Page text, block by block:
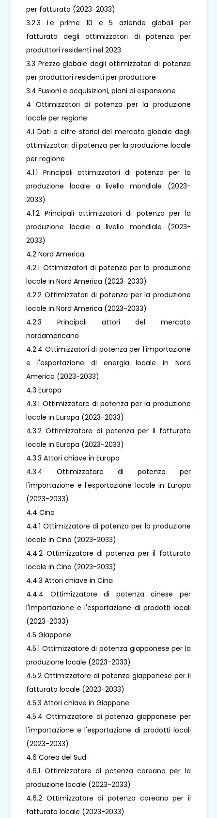
per fatturato (2023-2033)
3.2.3 Le prime 10 e 5 aziende globali per
fatturato degli ottimizzatori di potenza per
produttori residenti nel 2023
3.3 Prezzo globale degli ottimizzatori di potenza
per produttori residenti per produttore
3.4 Fusioni e acquisizioni, piani di espansione
4 Ottimizzatori di potenza per la produzione
locale per regione
4.1 Dati e cifre storici del mercato globale degli
ottimizzatori di potenza per la produzione locale
per regione
4.1.1 Principali ottimizzatori di potenza per la
produzione locale a livello mondiale (2023-
2033)
4.1.2 Principali ottimizzatori di potenza per la
produzione locale a livello mondiale (2023-
2033)
4.2 Nord America
4.2.1 Ottimizzatori di potenza per la produzione
locale in Nord America (2023-2033)
4.2.2 Ottimizzatori di potenza per la produzione
locale in Nord America (2023-2033)
4.2.3 Principali attori del mercato
nordamericano
4.2.4 Ottimizzatori di potenza per l'importazione
e l'esportazione di energia locale in Nord
America (2023-2033)
4.3 Europa
4.3.1 Ottimizzatore di potenza per la produzione
locale in Europa (2023-2033)
4.3.2 Ottimizzatore di potenza per il fatturato
locale in Europa (2023-2033)
4.3.3 Attori chiave in Europa
4.3.4 Ottimizzatore di potenza per
l'importazione e l'esportazione locale in Europa
(2023-2033)
4.4 Cina
4.4.1 Ottimizzatore di potenza per la produzione
locale in Cina (2023-2033)
4.4.2 Ottimizzatore di potenza per il fatturato
locale in Cina (2023-2033)
4.4.3 Attori chiave in Cina
4.4.4 Ottimizzatore di potenza cinese per
l'importazione e l'esportazione di prodotti locali
(2023-2033)
4.5 Giappone
4.5.1 Ottimizzatore di potenza giapponese per la
produzione locale (2023-2033)
4.5.2 Ottimizzatore di potenza giapponese per il
fatturato locale (2023-2033)
4.5.3 Attori chiave in Giappone
4.5.4 Ottimizzatore di potenza giapponese per
l'importazione e l'esportazione di prodotti locali
(2023-2033)
4.6 Corea del Sud
4.6.1 Ottimizzatore di potenza coreano per la
produzione locale (2023-2033)
4.6.2 Ottimizzatore di potenza coreano per il
fatturato locale (2023-2033)